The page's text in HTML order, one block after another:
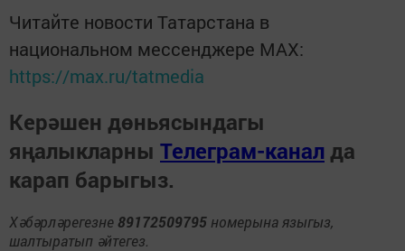
Читайте новости Татарстана в
национальном мессенджере MАХ:
https://max.ru/tatmedia
Керәшен дөньясындагы
яңалыкларны Телеграм-канал да
карап барыгыз.
Хәбәрләрегезне 89172509795 номерына языгыз,
шалтыратып әйтегез.